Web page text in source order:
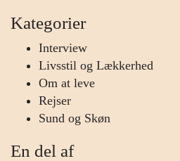
Kategorier
Interview
Livsstil og Lækkerhed
Om at leve
Rejser
Sund og Skøn
En del af